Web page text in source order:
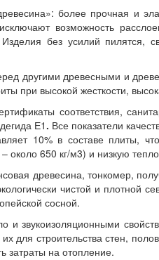
более прочная и
возможность
без усилий пилятся,
другими древесными и
при высокой жесткости,
соответствия,
Е1 . Все показатели
10% в составе плиты,
около 650 кг/м3) и низкую
древесина, тонкомер,
чистой и плотной
сосной.
звукоизоляционными
их для строительства стен,
затраты на отопление.